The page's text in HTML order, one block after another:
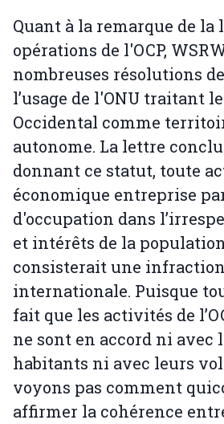
Quant à la remarque de la
opérations de l'OCP,
nombreuses résolutions
l’usage de l'ONU traitant
Occidental comme
autonome. La lettre
donnant ce statut, toute
économique entreprise
d'occupation dans
et intérêts de la
consisterait une
internationale. Puisque
fait que les activités de
ne sont en accord ni avec
habitants ni avec leurs
voyons pas comment
affirmer la cohérence